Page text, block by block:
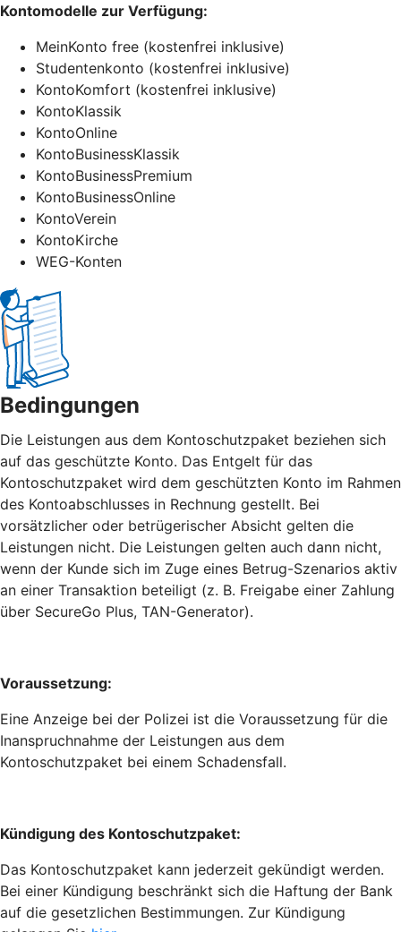
Kontomodelle zur Verfügung:
MeinKonto free (kostenfrei inklusive)
Studentenkonto (kostenfrei inklusive)
KontoKomfort (kostenfrei inklusive)
KontoKlassik
KontoOnline
KontoBusinessKlassik
KontoBusinessPremium
KontoBusinessOnline
KontoVerein
KontoKirche
WEG-Konten
Bedingungen
Die Leistungen aus dem Kontoschutzpaket beziehen sich
auf das geschützte Konto. Das Entgelt für das
Kontoschutzpaket wird dem geschützten Konto im Rahmen
des Kontoabschlusses in Rechnung gestellt. Bei
vorsätzlicher oder betrügerischer Absicht gelten die
Leistungen nicht. Die Leistungen gelten auch dann nicht,
wenn der Kunde sich im Zuge eines Betrug-Szenarios aktiv
an einer Transaktion beteiligt (z. B. Freigabe einer Zahlung
über SecureGo Plus, TAN-Generator).
Voraussetzung:
Eine Anzeige bei der Polizei ist die Voraussetzung für die
Inanspruchnahme der Leistungen aus dem
Kontoschutzpaket bei einem Schadensfall.
Kündigung des Kontoschutzpaket:
Das Kontoschutzpaket kann jederzeit gekündigt werden.
Bei einer Kündigung beschränkt sich die Haftung der Bank
auf die gesetzlichen Bestimmungen. Zur Kündigung